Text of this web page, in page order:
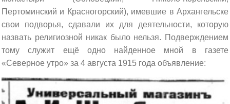
Пертоминский и Красногорский), имевшие в Архангельске
свои подворья, сдавали их для деятельности, которую
назвать религиозной никак было нельзя. Подверждением
тому служит ещё одно найденное мной в газете
«Северное утро» за 4 августа 1915 года объявление: